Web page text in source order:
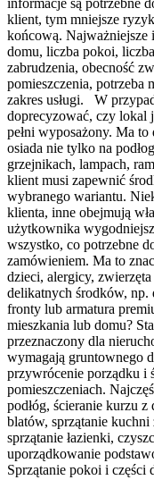
informacje są potrzebne
klient, tym mniejsze
końcową. Najważniejsze
domu, liczba pokoi,
zabrudzenia, obecność
pomieszczenia, potrzeba
zakres usługi. W
doprecyzować, czy lokal
pełni wyposażony. Ma
osiada nie tylko na
grzejnikach, lampach,
klient musi zapewnić
wybranego wariantu.
klienta, inne obejmują
użytkownika
wszystko, co potrzebne
zamówieniem. Ma to
dzieci, alergicy,
delikatnych środków, np.
fronty lub armatura
mieszkania lub domu?
przeznaczony dla
wymagają gruntownego
przywrócenie porządku i
pomieszczeniach.
podłóg, ścieranie kurzu
blatów, sprzątanie
sprzątanie łazienki,
uporządkowanie
Sprzątanie pokoi i części